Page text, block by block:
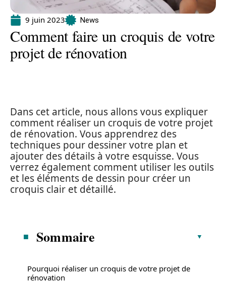
9 juin 2023 News
Comment faire un croquis de votre
projet de rénovation
Dans cet article, nous allons vous expliquer
comment réaliser un croquis de votre projet
de rénovation. Vous apprendrez des
techniques pour dessiner votre plan et
ajouter des détails à votre esquisse. Vous
verrez également comment utiliser les outils
et les éléments de dessin pour créer un
croquis clair et détaillé.
Sommaire
Pourquoi réaliser un croquis de votre projet de
rénovation